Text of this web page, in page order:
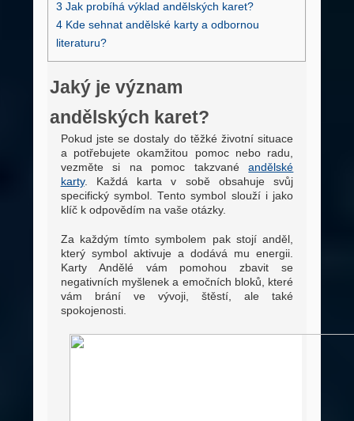
3 Jak probíhá výklad andělských karet?
4 Kde sehnat andělské karty a odbornou
literaturu?
Jaký je význam
andělských karet?
Pokud jste se dostaly do těžké životní situace
a potřebujete okamžitou pomoc nebo radu,
vezměte si na pomoc takzvanéandělské
karty. Každá karta v sobě obsahuje svůj
specifický symbol. Tento symbol slouží i jako
klíč k odpovědím na vaše otázky.
Za každým tímto symbolem pak stojí anděl,
který symbol aktivuje a dodává mu energii.
Karty Andělé vám pomohou zbavit se
negativních myšlenek a emočních bloků, které
vám brání ve vývoji, štěstí, ale také
spokojenosti.